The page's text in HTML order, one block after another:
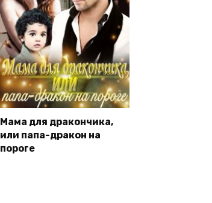
Мама для дракончика,
или папа-дракон на
пороге